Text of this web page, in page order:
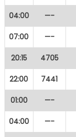
04:00 —-
07:00 —-
20:15 4705
22:00 7441
01:00 —-
04:00 —-